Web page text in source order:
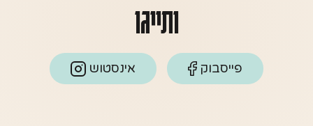
ותייגו
פייסבוק אינסטוש